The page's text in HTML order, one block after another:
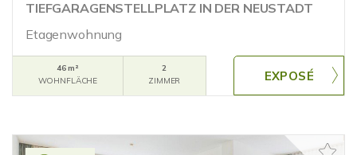
TIEFGARAGENSTELLPLATZ IN DER NEUSTADT
Etagenwohnung
46 m²
WOHNFLÄCHE
2
ZIMMER